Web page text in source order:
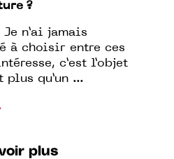
?
Je n’ai jamais
à choisir entre ces
c’est l’objet
qu’un ...
plus